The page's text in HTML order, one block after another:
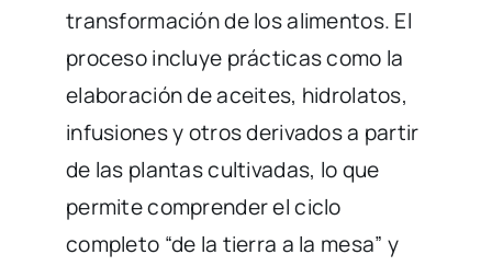
transformación de los alimentos. El
proceso incluye prácticas como la
elaboración de aceites, hidrolatos,
infusiones y otros derivados a partir
de las plantas cultivadas, lo que
permite comprender el ciclo
completo “de la tierra a la mesa” y